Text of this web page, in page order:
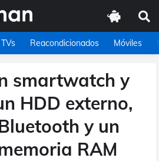
TVs Reacondicionados Móviles
smartwatch y
HDD externo,
y un
RAM